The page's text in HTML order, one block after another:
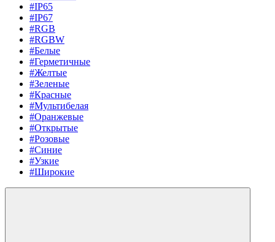
#IP65
#IP67
#RGB
#RGBW
#Белые
#Герметичные
#Желтые
#Зеленые
#Красные
#Мультибелая
#Оранжевые
#Открытые
#Розовые
#Синие
#Узкие
#Широкие